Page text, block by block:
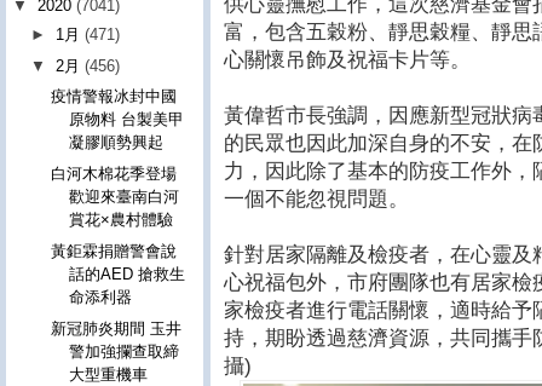
富，包含五穀粉、靜思穀糧、靜
心關懷吊飾及祝福卡片等。
黃偉哲市長強調，因應新型冠狀
的民眾也因此加深自身的不安，
力，因此除了基本的防疫工作外
一個不能忽視問題。
針對居家隔離及檢疫者，在心靈
心祝福包外，市府團隊也有居家
家檢疫者進行電話關懷，適時給
持，期盼透過慈濟資源，共同攜
攝)
▼ 2020 (7041)
► 1月(471)
▼2月(456)
疫情警報冰封中國
原物料 台製美甲
凝膠順勢興起
白河木棉花季登場
歡迎來臺南白河
賞花×農村體驗
黃鉅霖捐贈警會說
話的AED 搶救生
命添利器
新冠肺炎期間 玉井
警加強攔查取締
大型重機車